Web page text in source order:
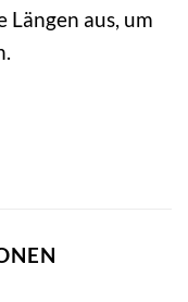
Längen aus, um